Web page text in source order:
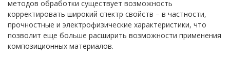
методов обработки существует возможность
корректировать широкий спектр свойств – в частности,
прочностные и электрофизические характеристики, что
позволит еще больше расширить возможности применения
композиционных материалов.